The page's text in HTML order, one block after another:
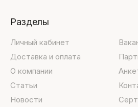
Разделы
Личный кабинет
Доставка и оплата
О компании
Статьи
Новости